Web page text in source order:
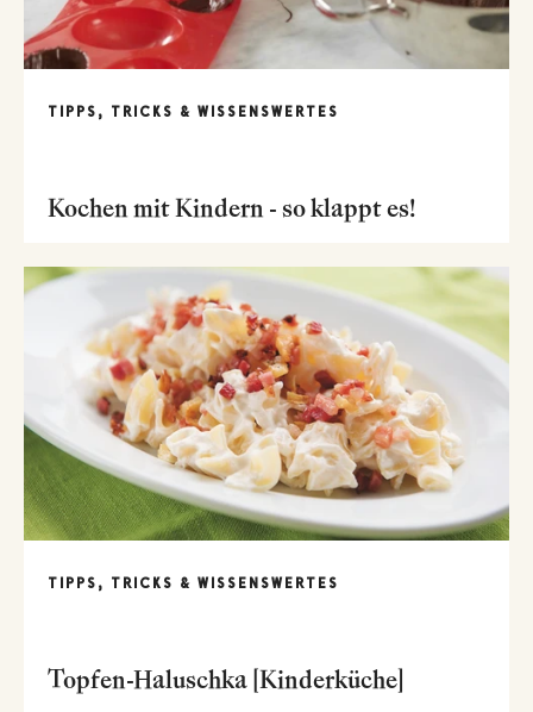
TIPPS, TRICKS & WISSENSWERTES
Kochen mit Kindern - so klappt es!
TIPPS, TRICKS & WISSENSWERTES
Topfen-Haluschka [Kinderküche]